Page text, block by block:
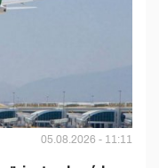
05.08.2026 - 11:11